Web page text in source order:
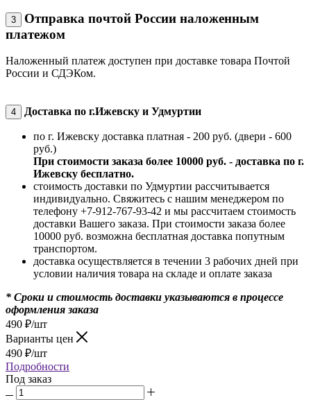
3
Отправка почтой России наложенным
платежом
Наложенный платеж доступен при доставке товара Почтой
России и СДЭКом.
4 Доставка по г.Ижевску и Удмуртии
по г. Ижевску доставка платная - 200 руб. (двери - 600
руб.)
При стоимости заказа более 10000 руб. - доставка по г.
Ижевску бесплатно.
стоимость доставки по Удмуртии рассчитывается
индивидуально. Свяжитесь с нашим менеджером по
телефону +7-912-767-93-42 и мы рассчитаем стоимость
доставки Вашего заказа. При стоимости заказа более
10000 руб. возможна бесплатная доставка попутным
транспортом.
доставка осуществляется в течении 3 рабочих дней при
условии наличия товара на складе и оплате заказа
* Сроки и стоимость доставки указываются в процессе
оформления заказа
490 ₽/шт
Варианты цен
490 ₽/шт
Подробности
Под заказ